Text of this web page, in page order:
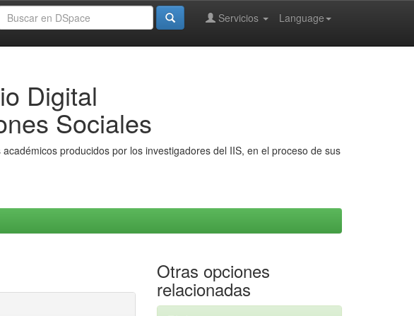
Language
Servicios
Digital
Sociales
producidos por los investigadores del IIS, en el proceso de sus
Otras opciones
relacionadas